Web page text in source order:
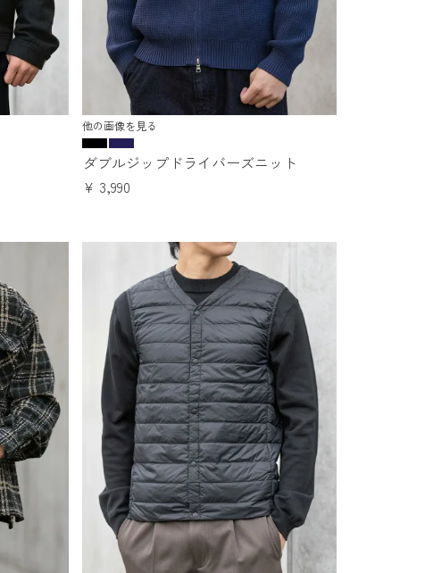
他の画像を見る
ダブルジップドライバーズニット
¥ 3,990